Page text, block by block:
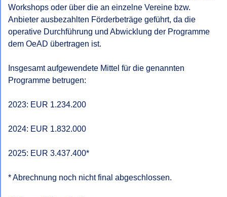
Workshops oder über die an einzelne Vereine bzw.
Anbieter ausbezahlten Förderbeträge geführt, da die
operative Durchführung und Abwicklung der Programme
dem OeAD übertragen ist.
Insgesamt aufgewendete Mittel für die genannten
Programme betrugen:
2023: EUR 1.234.200
2024: EUR 1.832.000
2025: EUR 3.437.400*
* Abrechnung noch nicht final abgeschlossen.